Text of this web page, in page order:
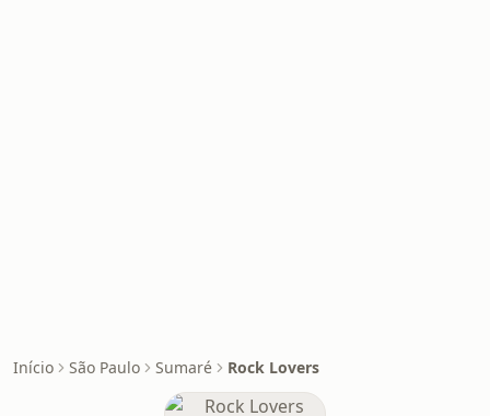
Início São Paulo Sumaré Rock Lovers